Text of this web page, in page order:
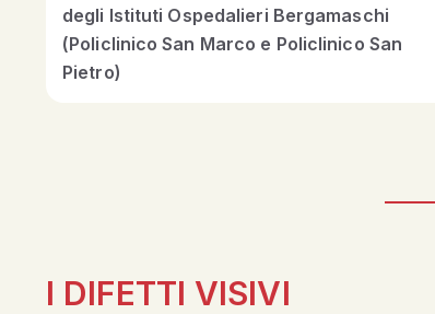
degli Istituti Ospedalieri Bergamaschi
(Policlinico San Marco e Policlinico San
Pietro)
I DIFETTI VISIVI